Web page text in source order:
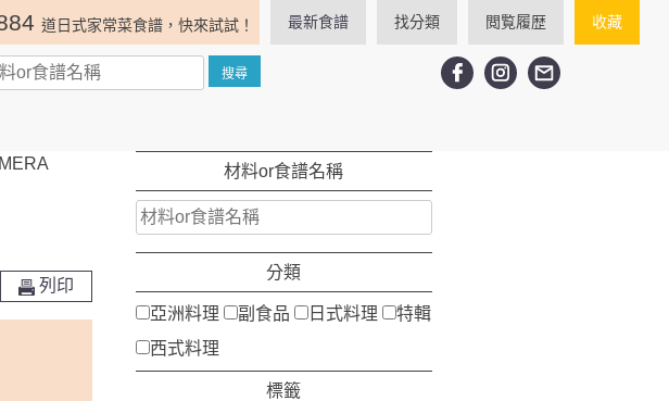
道日式家常菜食譜，快來試試！ 最新食譜 找分類 閲覧履歴 收藏
列印
材料or食譜名稱
分類
亞洲料理 副食品 日式料理
特輯
西式料理
標籤